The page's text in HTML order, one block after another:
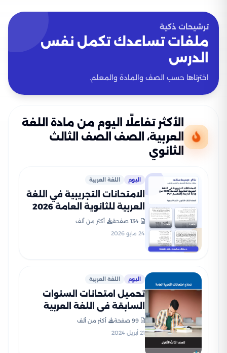
ترشيحات ذكية
ملفات تساعدك تكمل نفس
الدرس
اخترناها حسب الصف والمادة والمعلم.
الأكثر تفاعلًا اليوم من مادة اللغة
العربية، الصف الصف الثالث
الثانوي
اليوم اللغة العربية
الامتحانات التجريبية في اللغة
العربية للثانوية العامة 2026
من وزارة التربية والتعليم PDF
134 صفحة
أكثر من ألف
24 مايو 2026
اليوم اللغة العربية
تحميل امتحانات السنوات
السابقة في اللغة العربية
للثانوية العامة (هدية كتاب
كيان)
99 صفحة
أكثر من ألف
21 أبريل 2024